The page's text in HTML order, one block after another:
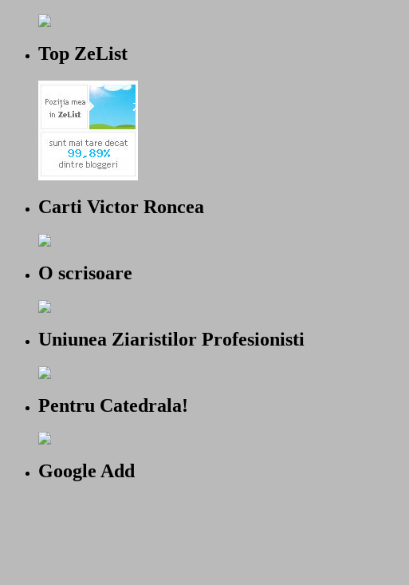
Top ZeList
Carti Victor Roncea
O scrisoare
Uniunea Ziaristilor Profesionisti
Pentru Catedrala!
Google Add